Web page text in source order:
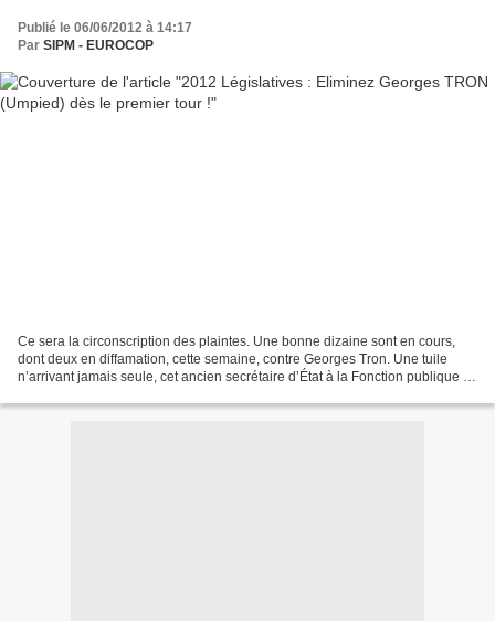
Publié le 06/06/2012 à 14:17
Par SIPM - EUROCOP
Ce sera la circonscription des plaintes. Une bonne dizaine sont en cours,
dont deux en diffamation, cette semaine, contre Georges Tron. Une tuile
n’arrivant jamais seule, cet ancien secrétaire d’État à la Fonction publique a